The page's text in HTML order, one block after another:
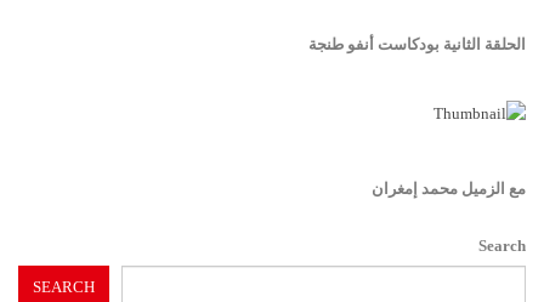
الحلقة الثانية بودكاست أنفو طنجة
مع الزميل محمد إمغران
Search
SEARCH